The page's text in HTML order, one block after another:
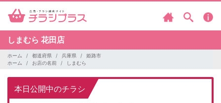
しまむら 花田店
ホーム 都道府県 兵庫県
姫路市
ホーム
お店の名前 しまむら
本日公開中のチラシ